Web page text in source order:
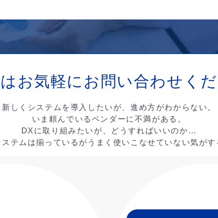
お気軽に お問い合わせく
新しくシステムを導入したいが、進め方がわからない。
いま頼んでいるベンダーに不満がある。
DXに取り組みたいが、どうすればいいのか…
ステムは揃っているがうまく使いこなせていない気がす